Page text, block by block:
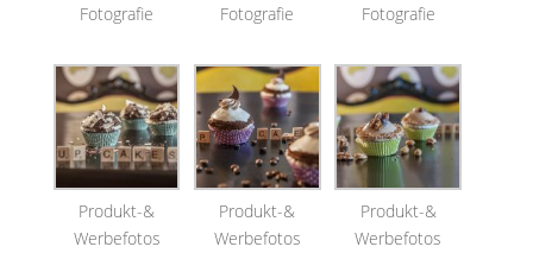
Fotografie
Fotografie
Fotografie
Produkt-&
Werbefotos
Produkt-&
Werbefotos
Produkt-&
Werbefotos